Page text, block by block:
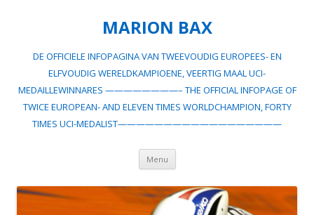
MARION BAX
DE OFFICIELE INFOPAGINA VAN TWEEVOUDIG EUROPEES- EN
ELFVOUDIG WERELDKAMPIOENE, VEERTIG MAAL UCI-
MEDAILLEWINNARES ————————– THE OFFICIAL INFOPAGE OF
TWICE EUROPEAN- AND ELEVEN TIMES WORLDCHAMPION, FORTY
TIMES UCI-MEDALIST——————————————————
Menu Spring
inhoud